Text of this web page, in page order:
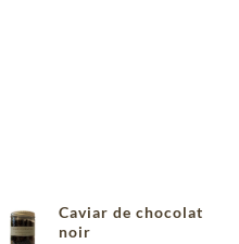
Caviar de chocolat
noir